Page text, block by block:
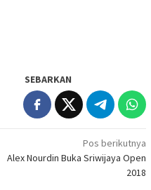
SEBARKAN
Pos berikutnya
Alex Nourdin Buka Sriwijaya Open
2018